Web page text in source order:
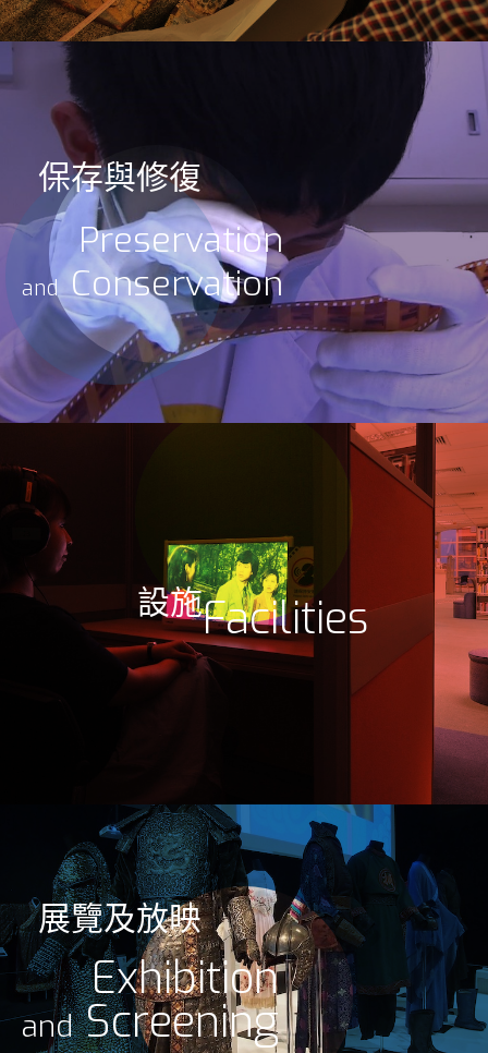
保存與修復
Preservation
and Conservation
設施Facilities
展覽及放映
Exhibition
and Screening